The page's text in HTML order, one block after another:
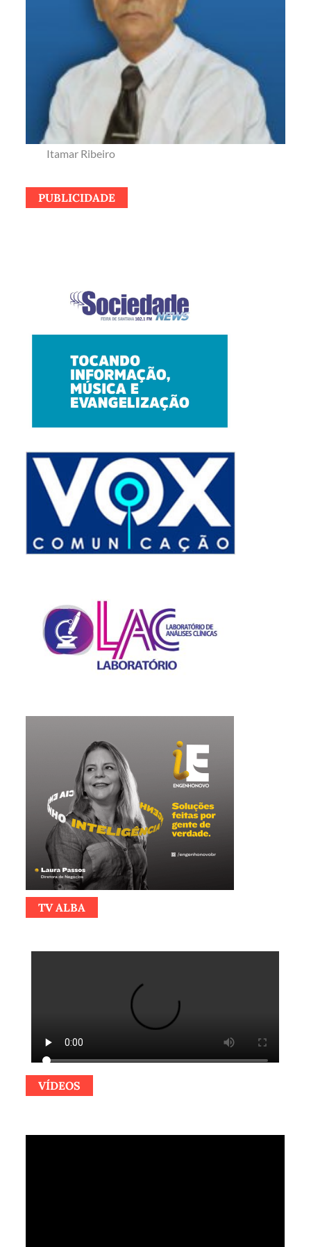
Itamar Ribeiro
PUBLICIDADE
TV ALBA
VÍDEOS